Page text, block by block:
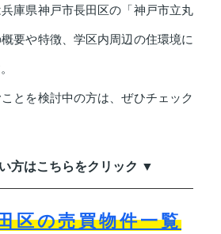
庫県神戸市長田区の「神戸市立丸
要や特徴、学区内周辺の住環境に
とを検討中の方は、ぜひチェック
方はこちらをクリック ▼
区の売買物件一覧